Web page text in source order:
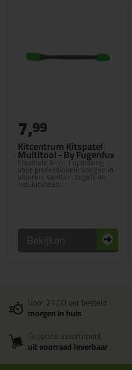
Kitcentrum Kitspatel
Multitool - By Fugenfux
Flexibele 6-in-1 oplossing
voor professionele voegen in
vloeren, sanitair, tegels en
natuursteen.
7,99
Bekijken
Voor 21:00 uur besteld
morgen in huis
Grootste assortiment
uit voorraad leverbaar